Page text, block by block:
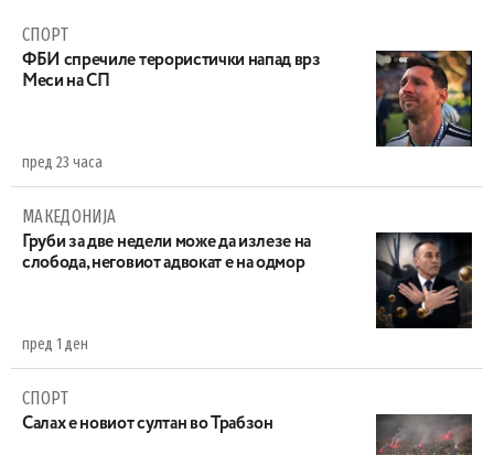
СПОРТ
ФБИ спречиле терористички напад врз
Меси на СП
пред 23 часа
МАКЕДОНИЈА
Груби за две недели може да излезе на
слобода, неговиот адвокат е на одмор
пред 1 ден
СПОРТ
Салах е новиот султан во Трабзон